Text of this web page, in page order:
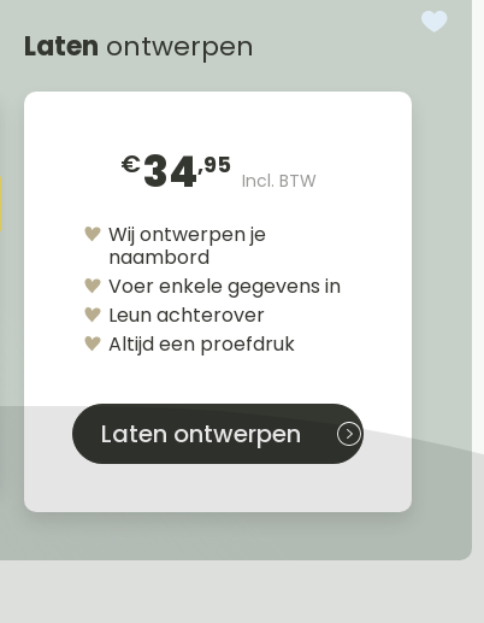
Laten ontwerpen
€34,95
Incl. BTW
Wij ontwerpen je
naambord
Voer enkele gegevens in
Leun achterover
Altijd een proefdruk
Laten ontwerpen